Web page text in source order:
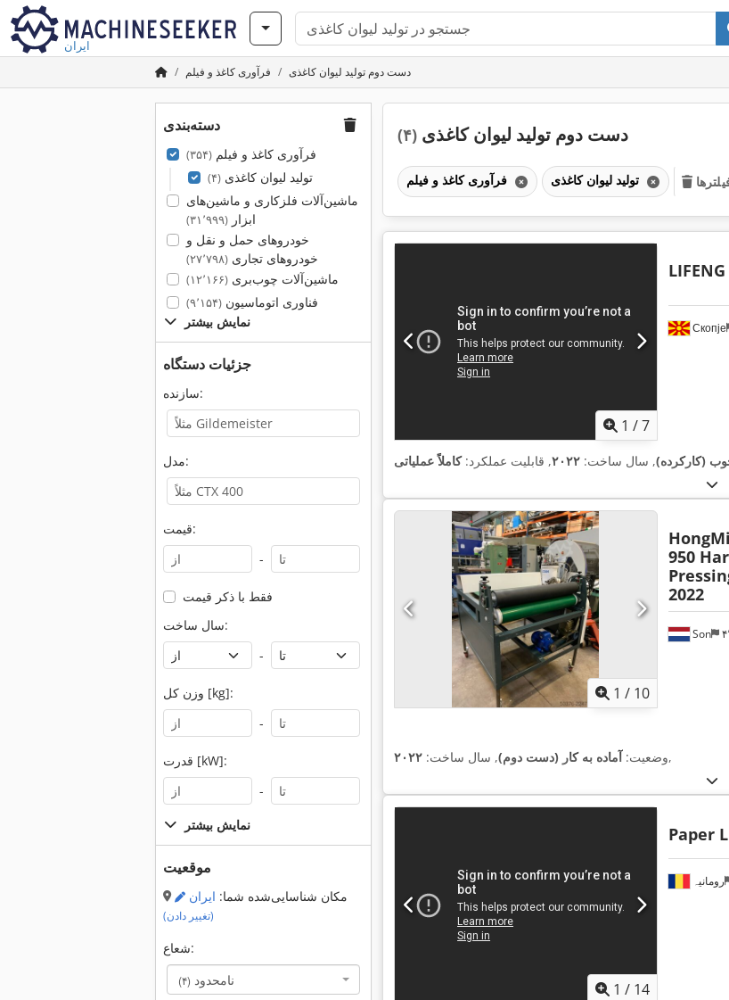
ایران
فرآوری کاغذ و فیلم دست دوم تولید لیوان کاغذی
دسته‌بندی
فرآوری کاغذ و فیلم(۳۵۴)
تولید لیوان کاغذی(۴)
ماشین‌آلات فلزکاری و ماشین‌های
ابزار(۳۱٬۹۹۹)
خودروهای حمل و نقل و
خودروهای تجاری(۲۷٬۷۹۸)
ماشین‌آلات چوب‌بری(۱۲٬۱۶۶)
فناوری اتوماسیون(۹٬۱۵۴)
نمایش بیشتر
جزئیات دستگاه
سازنده:
مدل:
قیمت:
-
فقط با ذکر قیمت
سال ساخت:
-
وزن کل [kg]:
-
قدرت [kW]:
-
نمایش بیشتر
موقعیت
مکان شناسایی‌شده شما: ایران
(تغییر دادن)
شعاع:
نامحدود (۴)
دست دوم تولید لیوان کاغذی (۴)
فرآوری کاغذ و فیلم تولید لیوان کاغذی
1 /7
Скопје
LIFENG
(کارکرده), سال ساخت: ۲۰۲۲, قابلیت عملکرد:کاملاً عملیاتی
1 / 10
Son
950
2022
وضعیت:آماده به کار (دست دوم), سال ساخت: ۲۰۲۲ ,
1 / 14
رومانیہ
Paper